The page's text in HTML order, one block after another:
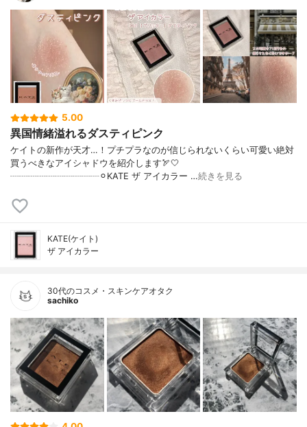
5.00
異国情緒溢れるダスティピンク
ケイトの新作が天才…！プチプラなのが信じられないくらい可愛い絶対
買うべきなアイシャドウを紹介します🏹🤍
┈┈┈┈┈┈┈┈┈┈⚪︎KATE ザ アイカラー …続きを見る
KATE(ケイト)
ザ アイカラー
30代のコスメ・スキンケアオタク
sachiko